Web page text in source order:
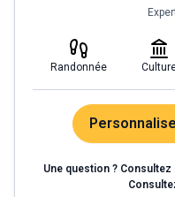
Randonnée
Une question ? Consultez